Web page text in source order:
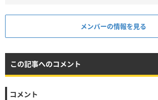
メンバーの情報を見る
この記事へのコメント
コメント